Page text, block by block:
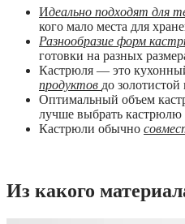
Идеально подходят для
кого мало места для
Разнообразие форм
готовки на разных
Кастрюля — это
продуктов до золотистой
Оптимальный объем
лучше выбрать кастрюлю
Кастрюли обычно
Из какого